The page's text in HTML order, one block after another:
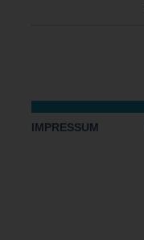
IMPRESSUM